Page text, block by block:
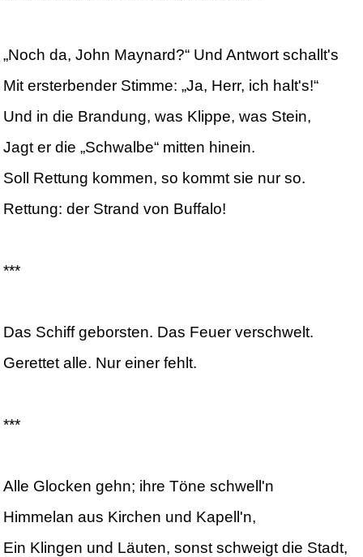
„Noch da, John Maynard?“ Und Antwort schallt's
Mit ersterbender Stimme: „Ja, Herr, ich halt's!“
Und in die Brandung, was Klippe, was Stein,
Jagt er die „Schwalbe“ mitten hinein.
Soll Rettung kommen, so kommt sie nur so.
Rettung: der Strand von Buffalo!
***
Das Schiff geborsten. Das Feuer verschwelt.
Gerettet alle. Nur einer fehlt.
***
Alle Glocken gehn; ihre Töne schwell'n
Himmelan aus Kirchen und Kapell'n,
Ein Klingen und Läuten, sonst schweigt die Stadt,